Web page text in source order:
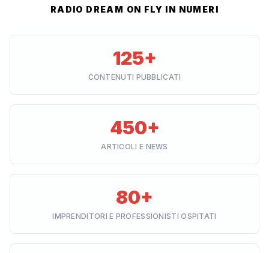
RADIO DREAM ON FLY IN NUMERI
125+
CONTENUTI PUBBLICATI
450+
ARTICOLI E NEWS
80+
IMPRENDITORI E PROFESSIONISTI OSPITATI